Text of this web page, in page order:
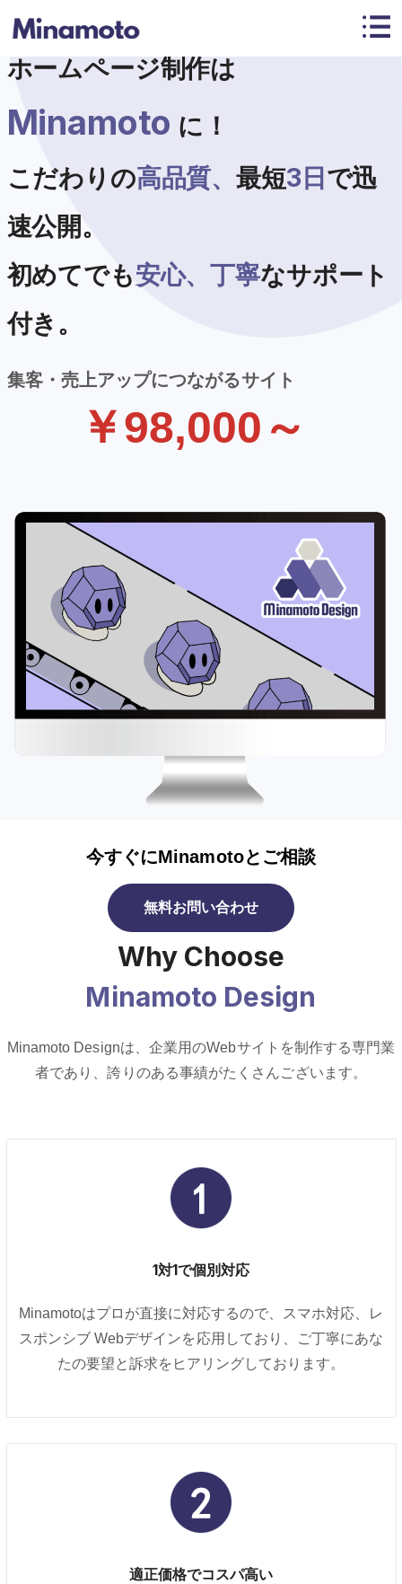
ホームページ制作は
Minamoto に！
こだわりの高品質、最短3日 で迅
速公開。
初めてでも安心、丁寧なサポート
付き。
集客・売上アップにつながるサイト
￥98,000～
今すぐにMinamotoとご相談
無料お問い合わせ
Why Choose
Minamoto Design
Minamoto Designは、企業用のWebサイトを制作する専門業
者であり、誇りのある事績がたくさんございます。
1対1で個別対応
Minamotoはプロが直接に対応するので、スマホ対応、レ
スポンシブ Webデザインを応用しており、ご丁寧にあな
たの要望と訴求をヒアリングしております。
適正価格でコスパ高い